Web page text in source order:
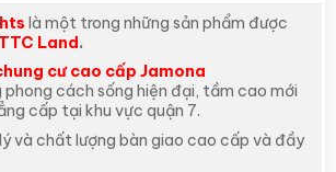
là một trong những sản phẩm được
TTC Land.
cư cao cấp Jamona
cách sống hiện đại, tầm cao mới
cấp tại khu vực quận 7.
và chất lượng bàn giao cao cấp và đầy